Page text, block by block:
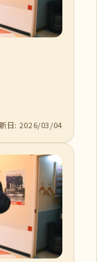
日: 2026/03/04